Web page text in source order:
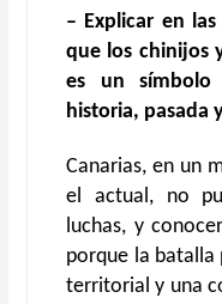
– Explicar en
que los chinijos
es un
historia, pasada
Canarias, en un
el actual, no
luchas, y
porque la batalla
territorial y una